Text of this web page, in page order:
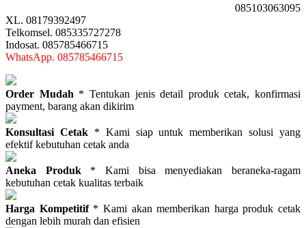
085103063095
XL. 08179392497
Telkomsel. 085335727278
Indosat. 085785466715
WhatsApp. 085785466715
Order Mudah * Tentukan jenis detail produk cetak, konfirmasi
payment, barang akan dikirim
Konsultasi Cetak* Kami siap untuk memberikan solusi yang
efektif kebutuhan cetak anda
Aneka Produk * Kami bisa menyediakan beraneka-ragam
kebutuhan cetak kualitas terbaik
Harga Kompetitif* Kami akan memberikan harga produk cetak
dengan lebih murah dan efisien